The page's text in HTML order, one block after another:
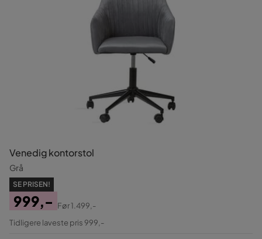
Venedig kontorstol
Grå
SE PRISEN!
Pris
999,-
Original
Før1.499,-
Tidligere laveste pris 999,-